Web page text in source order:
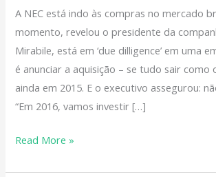
A NEC está indo às compras no mercado
momento, revelou o presidente da
Mirabile, está em ‘due dilligence’ em uma
é anunciar a aquisição – se tudo sair como
ainda em 2015. E o executivo assegurou:
“Em 2016, vamos investir […]
no
Brasil
Read More »